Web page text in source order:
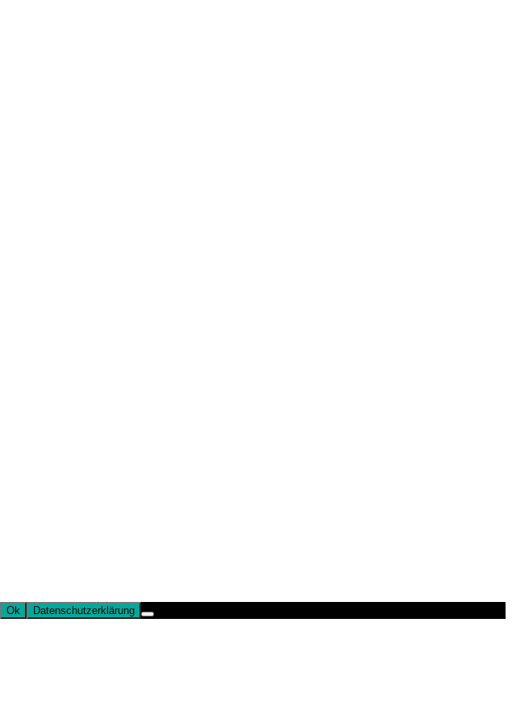
Ok Datenschutzerklärung